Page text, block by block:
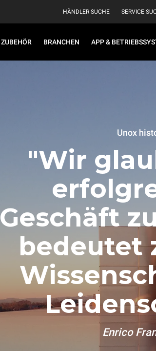
HÄNDLER SUCHE SERVICE
ZUBEHÖR BRANCHEN APP &
Unox
"Wir
Geschäft
bedeutet
Enrico